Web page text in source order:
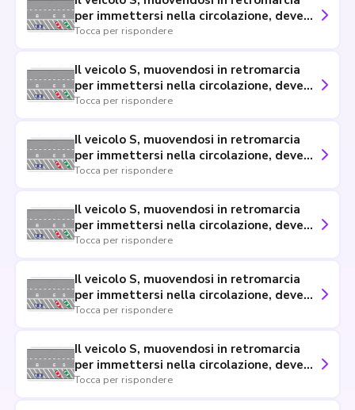
per immettersi nella circolazione, deve
azionare gli indicatori di direzione
Tocca per rispondere
Il veicolo S, muovendosi in retromarcia
per immettersi nella circolazione, deve
fare attenzione agli eventuali pedoni in
precedenza
Tocca per rispondere
Il veicolo S, muovendosi in retromarcia
per immettersi nella circolazione, deve
dare la precedenza a tutti i veicoli in
Tocca per rispondere
Il veicolo S, muovendosi in retromarcia
per immettersi nella circolazione, deve
assicurarsi che la strada sia libera e fare
Tocca per rispondere
Il veicolo S, muovendosi in retromarcia
per immettersi nella circolazione, deve
azionare la segnalazione luminosa di
Tocca per rispondere
Il veicolo S, muovendosi in retromarcia
per immettersi nella circolazione, deve
accendere la luce posteriore per nebbia
Tocca per rispondere